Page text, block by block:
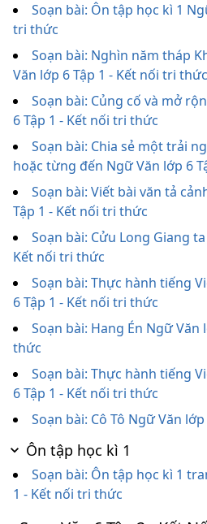
Soạn bài: Ôn tập học kì 1
tri thức
Soạn bài: Nghìn năm tháp
Văn lớp 6 Tập 1 - Kết nối tri thức
Soạn bài: Củng cố và mở
6 Tập 1 - Kết nối tri thức
Soạn bài: Chia sẻ một trải
hoặc từng đến Ngữ Văn lớp 6
Soạn bài: Viết bài văn tả
Tập 1 - Kết nối tri thức
Soạn bài: Cửu Long Giang
Kết nối tri thức
Soạn bài: Thực hành tiếng
6 Tập 1 - Kết nối tri thức
Soạn bài: Hang Én Ngữ Văn
thức
Soạn bài: Thực hành tiếng
6 Tập 1 - Kết nối tri thức
Soạn bài: Cô Tô Ngữ Văn
Ôn tập học kì 1
Soạn bài: Ôn tập học kì 1
1 - Kết nối tri thức